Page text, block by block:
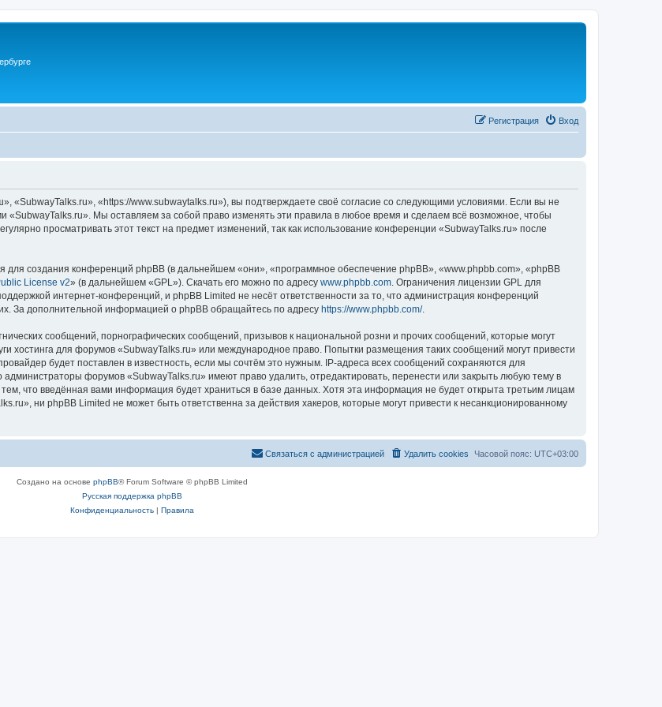
Вход
Регистрация
«https://www.subwaytalks.ru»), вы подтверждаете своё согласие со следующими условиями. Если вы не
«SubwayTalks.ru». Мы оставляем за собой право изменять эти правила в любое время и сделаем всё возможное, чтобы
просматривать этот текст на предмет изменений, так как использование конференции «SubwayTalks.ru» после
создания конференций phpBB (в дальнейшем «они», «программное обеспечение phpBB», «www.phpbb.com», «phpBB
License v2» (в дальнейшем «GPL»). Скачать его можно по адресу www.phpbb.com. Ограничения лицензии GPL для
интернет-конференций, и phpBB Limited не несёт ответственности за то, что администрация конференций
За дополнительной информацией о phpBB обращайтесь по адресу https://www.phpbb.com/.
сообщений, порнографических сообщений, призывов к национальной розни и прочих сообщений, которые могут
хостинга для форумов «SubwayTalks.ru» или международное право. Попытки размещения таких сообщений могут привести
будет поставлен в известность, если мы сочтём это нужным. IP-адреса всех сообщений сохраняются для
форумов «SubwayTalks.ru» имеют право удалить, отредактировать, перенести или закрыть любую тему в
что введённая вами информация будет храниться в базе данных. Хотя эта информация не будет открыта третьим лицам
ни phpBB Limited не может быть ответственна за действия хакеров, которые могут привести к несанкционированному
Часовой пояс: UTC+03:00
Удалить cookies
Связаться с администрацией
Создано на основе phpBB® Forum Software © phpBB Limited
Русская поддержка phpBB
Конфиденциальность| Правила